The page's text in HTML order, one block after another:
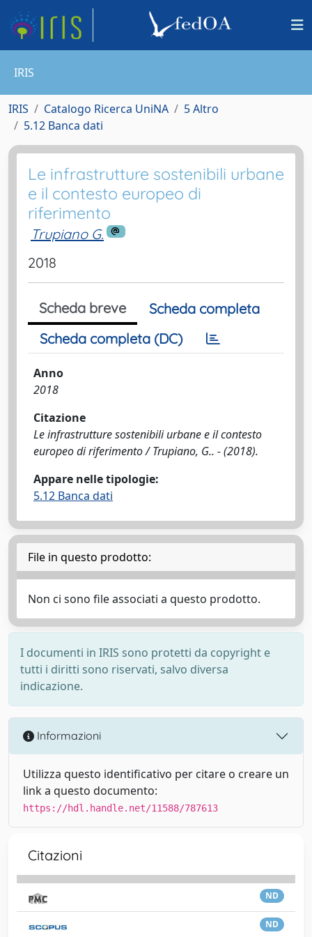
IRIS
IRIS Catalogo Ricerca UniNA
5 Altro
5.12 Banca dati
Le infrastrutture sostenibili urbane
e il contesto europeo di
riferimento
Trupiano G.
2018
Scheda breve
Scheda completa
Scheda completa (DC)
Anno
2018
Citazione
Le infrastrutture sostenibili urbane e il contesto
europeo di riferimento / Trupiano, G.. - (2018).
Appare nelle tipologie:
5.12 Banca dati
File in questo prodotto:
Non ci sono file associati a questo prodotto.
I documenti in IRIS sono protetti da copyright e
tutti i diritti sono riservati, salvo diversa
indicazione.
Informazioni
Utilizza questo identificativo per citare o creare un
link a questo documento:
https://hdl.handle.net/11588/787613
Citazioni
ND
ND